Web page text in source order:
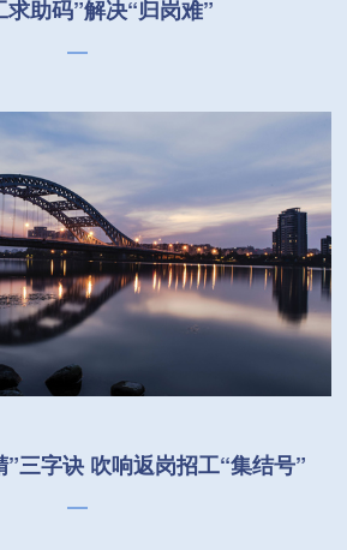
助码”解决“归岗难”
三字诀 吹响返岗招工“集结号”